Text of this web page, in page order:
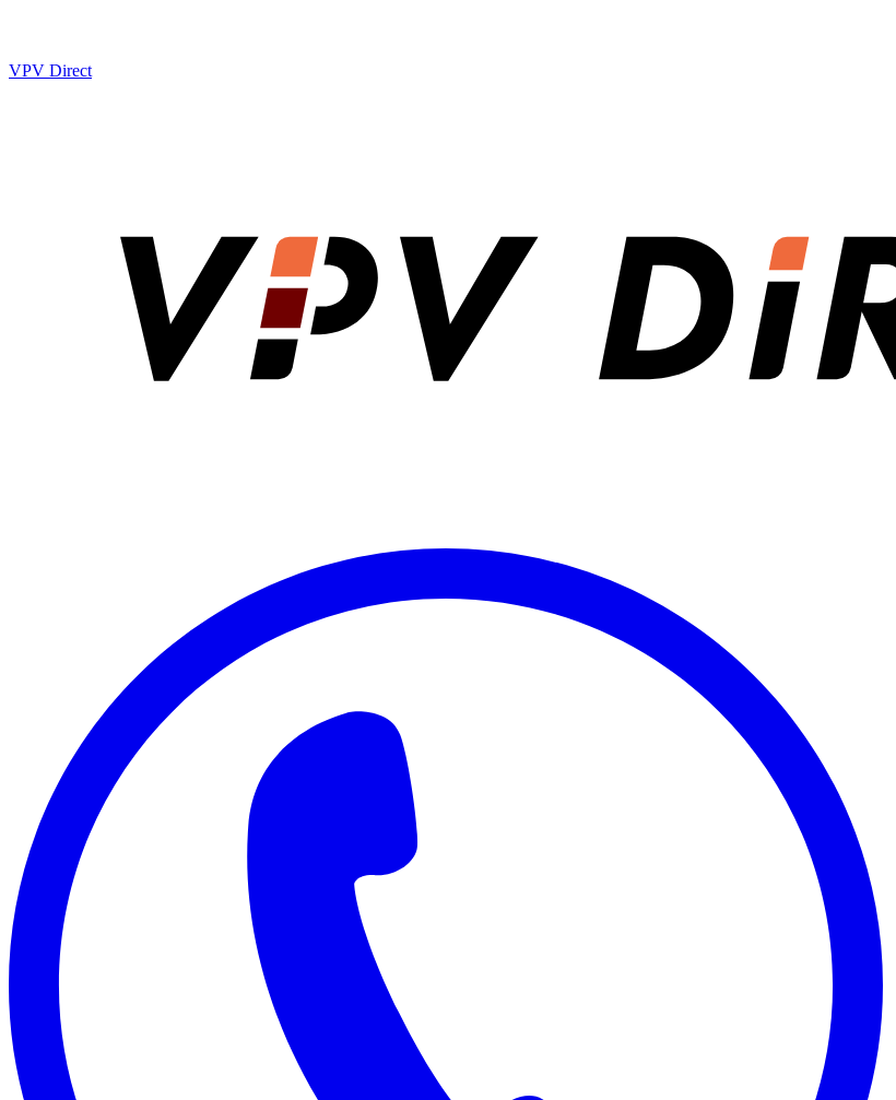
VPV Direct